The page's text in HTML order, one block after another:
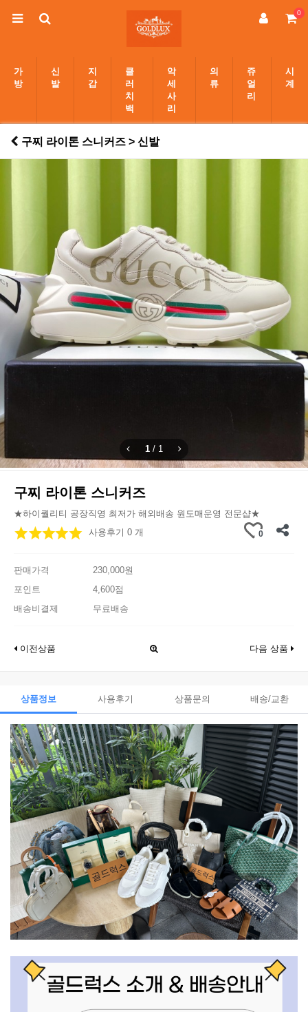
0
가
방
신
발
지
갑
클
러
치
백
악
세
사
리
의
류
쥬
얼
리
시
계
구찌 라이톤 스니커즈 > 신발
1 / 1
구찌 라이톤 스니커즈
★하이퀄리티 공장직영 최저가 해외배송 원도매운영 전문샵★
사용후기 0 개
0
판매가격
230,000원
포인트
4,600점
배송비결제
무료배송
이전상품 다음 상품
상품정보 사용후기 상품문의 배송/교환